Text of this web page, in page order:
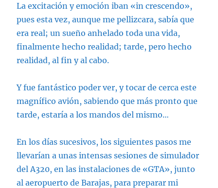
La excitación y emoción iban «in crescendo»,
pues esta vez, aunque me pellizcara, sabía que
era real; un sueño anhelado toda una vida,
finalmente hecho realidad; tarde, pero hecho
realidad, al fin y al cabo.
Y fue fantástico poder ver, y tocar de cerca este
magnífico avión, sabiendo que más pronto que
tarde, estaría a los mandos del mismo…
En los días sucesivos, los siguientes pasos me
llevarían a unas intensas sesiones de simulador
del A320, en las instalaciones de «GTA», junto
al aeropuerto de Barajas, para preparar mi